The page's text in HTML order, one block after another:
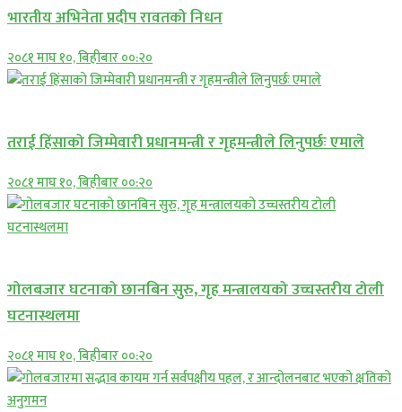
भारतीय अभिनेता प्रदीप रावतको निधन
२०८१ माघ १०, बिहीबार ००:२०
तराई हिंसाको जिम्मेवारी प्रधानमन्त्री र गृहमन्त्रीले लिनुपर्छः एमाले
२०८१ माघ १०, बिहीबार ००:२०
गोलबजार घटनाको छानबिन सुरु, गृह मन्त्रालयको उच्चस्तरीय टोली
घटनास्थलमा
२०८१ माघ १०, बिहीबार ००:२०